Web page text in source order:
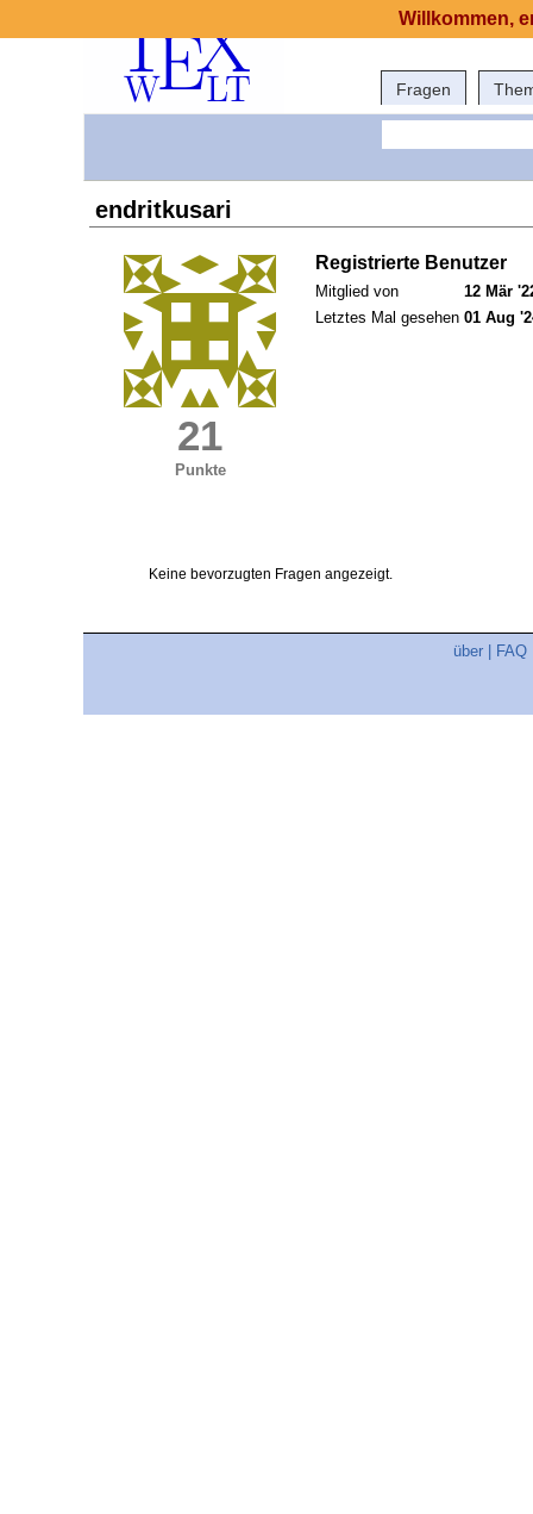
Fragen
endritkusari
21
Punkte
Registrierte Benutzer
Mitglied von
12 Mär
Letztes Mal gesehen 01 Aug
Keine bevorzugten Fragen angezeigt.
über FAQ
Willkommen,